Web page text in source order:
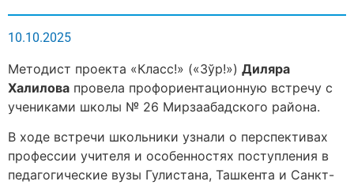
10.10.2025
Методист проекта «Класс!» («Зўр!») Диляра
Халилова провела профориентационную встречу с
учениками школы № 26 Мирзаабадского района.
В ходе встречи школьники узнали о перспективах
профессии учителя и особенностях поступления в
педагогические вузы Гулистана, Ташкента и Санкт-